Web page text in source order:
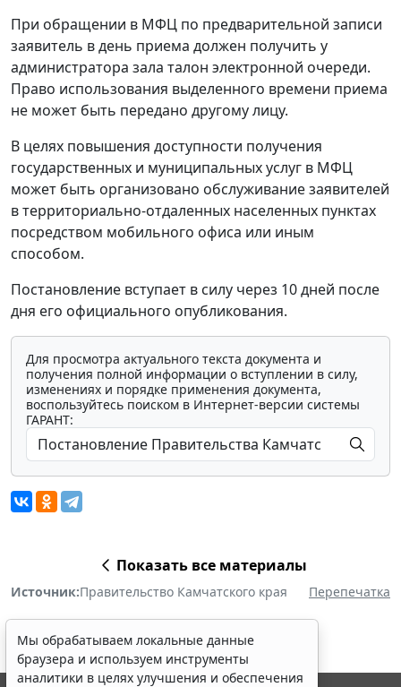
При обращении в МФЦ по предварительной записи
заявитель в день приема должен получить у
администратора зала талон электронной очереди.
Право использования выделенного времени приема
не может быть передано другому лицу.
В целях повышения доступности получения
государственных и муниципальных услуг в МФЦ
может быть организовано обслуживание заявителей
в территориально-отдаленных населенных пунктах
посредством мобильного офиса или иным
способом.
Постановление вступает в силу через 10 дней после
дня его официального опубликования.
Для просмотра актуального текста документа и
получения полной информации о вступлении в силу,
изменениях и порядке применения документа,
воспользуйтесь поиском в Интернет-версии системы
ГАРАНТ:
Показать все материалы
Источник:Правительство Камчатского края Перепечатка
Мы обрабатываем локальные данные
браузера и используем инструменты
аналитики в целях улучшения и обеспечения